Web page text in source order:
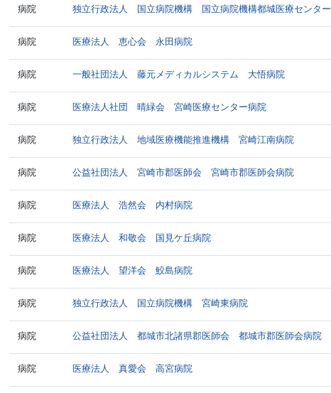
病院 独立行政法人 国立病院機構 国立病院機構都城医療センター
病院 医療法人 恵心会 永田病院
病院 一般社団法人 藤元メディカルシステム 大悟病院
病院 医療法人社団 晴緑会 宮崎医療センター病院
病院 独立行政法人 地域医療機能推進機構 宮崎江南病院
病院 公益社団法人 宮崎市郡医師会 宮崎市郡医師会病院
病院 医療法人 浩然会 内村病院
病院 医療法人 和敬会 国見ケ丘病院
病院 医療法人 望洋会 鮫島病院
病院 独立行政法人 国立病院機構 宮崎東病院
病院 公益社団法人 都城市北諸県郡医師会 都城市郡医師会病院
病院 医療法人 真愛会 高宮病院